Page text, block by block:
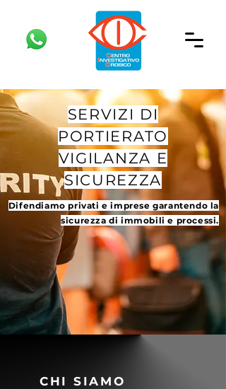
SERVIZI DI
PORTIERATO
VIGILANZA E
SICUREZZA
Difendiamo privati e imprese garantendo la
sicurezza di immobili e processi.
CHI SIAMO